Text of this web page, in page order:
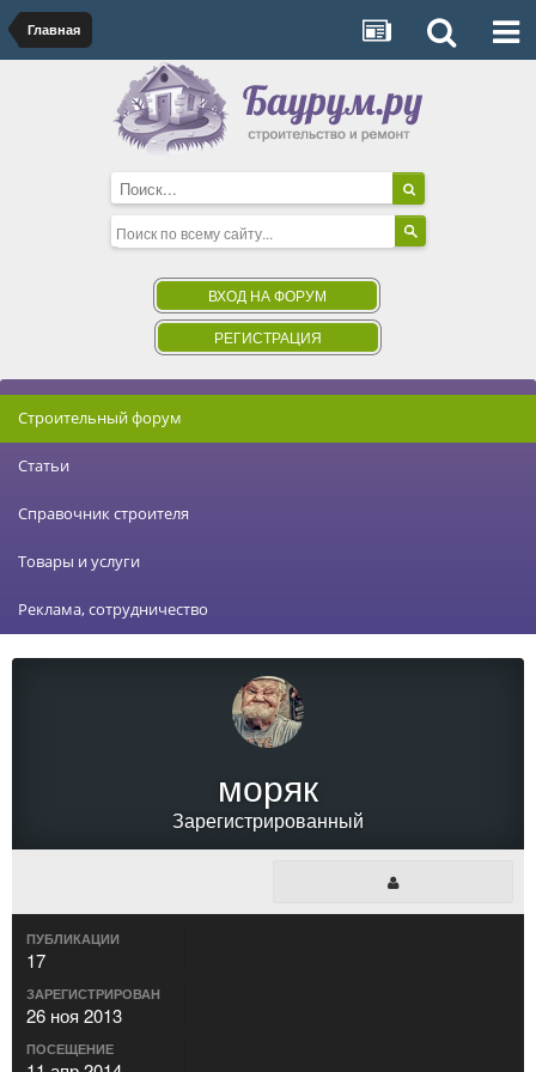
Главная
ВХОД НА ФОРУМ
РЕГИСТРАЦИЯ
Строительный форум
Статьи
Справочник строителя
Товары и услуги
Реклама, сотрудничество
моряк
Зарегистрированный
ПУБЛИКАЦИИ
17
ЗАРЕГИСТРИРОВАН
26 ноя 2013
ПОСЕЩЕНИЕ